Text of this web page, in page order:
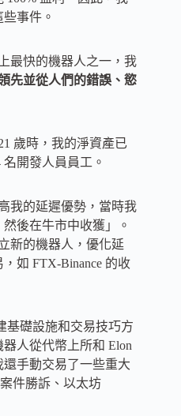
事件。
最快的機器人之一，我
先並從人們的錯誤、慾
歲時，我的淨資產已
開發人員員工。
我的延遲優勢，當時我
後在牛市中收獲」。
新的機器人，優化延
如 FTX-Binance 的收
基礎設施和交易技巧方
人從代幣上所和 Elon
手動交易了一些重大
件勝訴、以太坊